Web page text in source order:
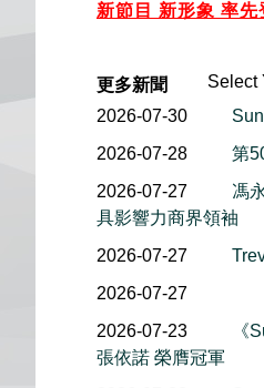
新節目 新形象 率先
Select
更多新聞
2026-07-30
2026-07-28
第
2026-07-27
馮
具影響力商界領袖
2026-07-27
2026-07-27
2026-07-23
《
張依諾 榮膺冠軍